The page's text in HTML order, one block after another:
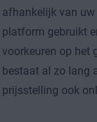
afhankelijk van
platform gebruikt
voorkeuren op het
bestaat al zo lang
prijsstelling ook